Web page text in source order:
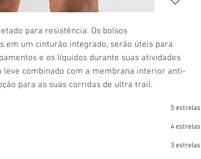
para resistência. Os bolsos
em um cinturão integrado, serão úteis para
e os líquidos durante suas atividades
leve combinado com a membrana interior anti-
para as suas corridas de ultra trail.
5 estrelas
4 estrelas
3 estrelas